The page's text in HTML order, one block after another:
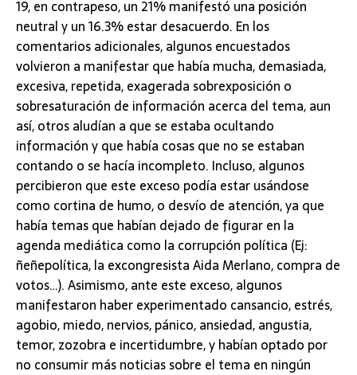
19, en contrapeso, un 21% manifestó una posición
neutral y un 16.3% estar desacuerdo. En los
comentarios adicionales, algunos encuestados
volvieron a manifestar que había mucha, demasiada,
excesiva, repetida, exagerada sobrexposición o
sobresaturación de información acerca del tema, aun
así, otros aludían a que se estaba ocultando
información y que había cosas que no se estaban
contando o se hacía incompleto. Incluso, algunos
percibieron que este exceso podía estar usándose
como cortina de humo, o desvío de atención, ya que
había temas que habían dejado de figurar en la
agenda mediática como la corrupción política (Ej:
ñeñepolítica, la excongresista Aida Merlano, compra de
votos…). Asimismo, ante este exceso, algunos
manifestaron haber experimentado cansancio, estrés,
agobio, miedo, nervios, pánico, ansiedad, angustia,
temor, zozobra e incertidumbre, y habían optado por
no consumir más noticias sobre el tema en ningún